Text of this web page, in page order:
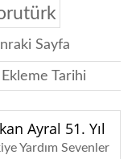
Sayfa
Ekleme Tarihi
Ayral 51. Yıl
Yardım Sevenler